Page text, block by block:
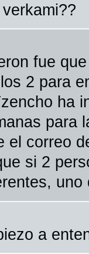
fue
2 para
ha
para
el correo
si 2
a